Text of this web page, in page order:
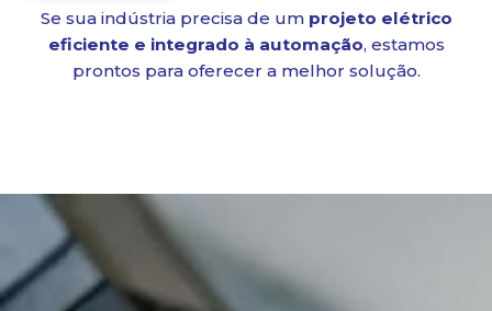
Se sua indústria precisa de um projeto elétrico
eficiente e integrado à automação, estamos
prontos para oferecer a melhor solução.